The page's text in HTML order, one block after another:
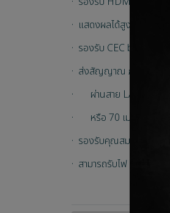
· แสดงผลได้สูงสุด
· รองรับ CEC bypass
· ส่งสัญญาณ ภาพ เสียง
· ผ่านสาย LAN
· หรือ 70 เมตร (ที่ 4K)
· รองรับคุณสมบัติ
· สามารถรับไฟ 48V